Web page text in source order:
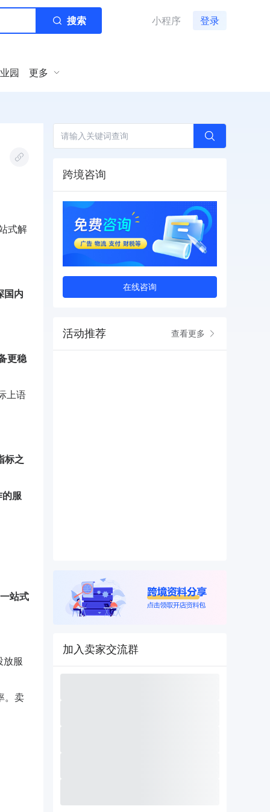
搜索 小程序 登录
园 更多
式解
国内
更稳
上语
标之
的服
一站式
服
。卖
跨境咨询
在线咨询
活动推荐 查看更多
加入卖家交流群